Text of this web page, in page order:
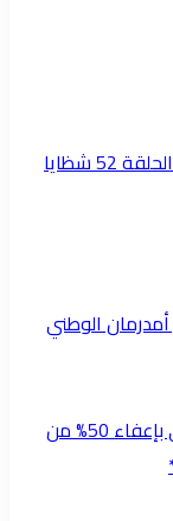
أنواء الروح.. شهادة قلم عاصر الانكسار.. الحلقة 52 شظايا
الوطني
محافظ مشروع الجزيرة يصدر قرارا يقضي بإعفاء 50% من